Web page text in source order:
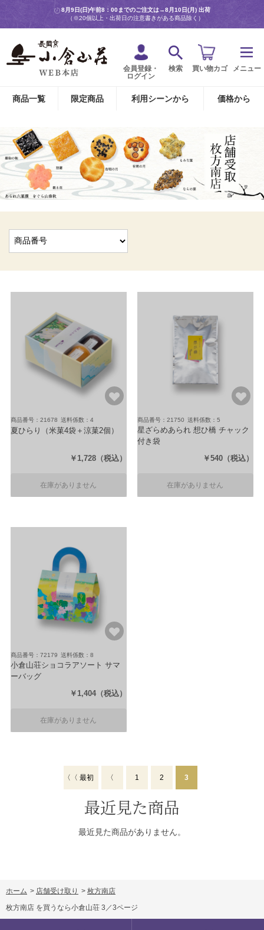
8月9日(日)午前8：00までのご注文は→8月10日(月) 出荷
（※20個以上・出荷日の注意書きがある商品除く）
会員登録・
ログイン
検索 買い物カゴ メニュー
商品一覧 限定商品 利用シーンから 価格から
商品番号：21678 送料係数：4
夏ひらり （米菓4袋＋涼菓2個）
￥1,728 （税込）
在庫がありません
商品番号：21750 送料係数：5
星ざらめあられ 想ひ橋 チャック
付き袋
￥540 （税込）
在庫がありません
商品番号：72179 送料係数：8
小倉山荘ショコラアソート サマ
ーバッグ
（をぐら山春秋あられ＆ショコラ
￥1,404 （税込）
在庫がありません
〈〈 最初 〈 1 2 3
最近見た商品
最近見た商品がありません。
ホーム > 店舗受け取り > 枚方南店
枚方南店 を買うなら小倉山荘 3／3ページ